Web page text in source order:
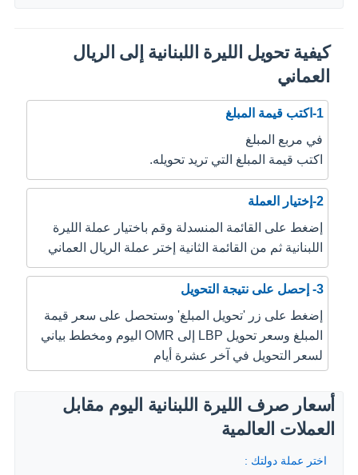
كيفية تحويل الليرة اللبنانية إلى الريال
العماني
1-اكتب قيمة المبلغ
في مربع المبلغ
اكتب قيمة المبلغ التي تريد تحويله.
2-إختيار العملة
إضغط على القائمة المنسدلة وقم باختيار عملة الليرة
اللبنانية ثم من القائمة الثانية إختر عملة الريال العماني
3- إحصل على نتيجة التحويل
إضغط على زر 'تحويل المبلغ' وستحصل على سعر قيمة
المبلغ وسعر تحويل LBP إلى OMR اليوم ومخطط بياني
لسعر التحويل في آخر عشرة أيام
أسعار صرف الليرة اللبنانية اليوم مقابل
العملات العالمية
اختر عملة دولتك :